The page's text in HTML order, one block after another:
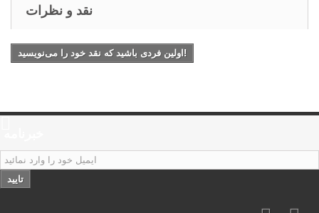
نقد و نظرات
اولین فردی باشید که نقد خود را می‌نویسید!
تایید